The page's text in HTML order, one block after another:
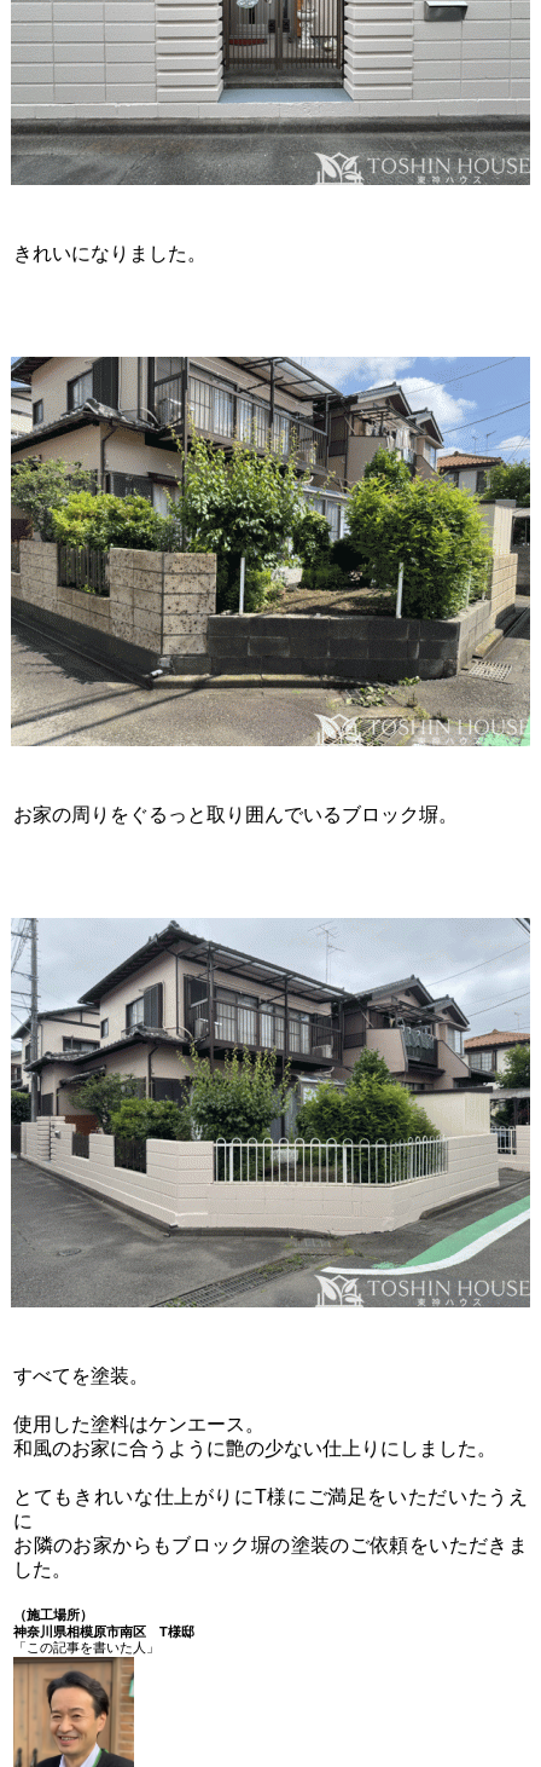
きれいになりました。
お家の周りをぐるっと取り囲んでいるブロック塀。
すべてを塗装。
使用した塗料はケンエース。
和風のお家に合うように艶の少ない仕上りにしました。
とてもきれいな仕上がりにT様にご満足をいただいたうえ
に
お隣のお家からもブロック塀の塗装のご依頼をいただきま
した。
（施工場所）
神奈川県相模原市南区 T様邸